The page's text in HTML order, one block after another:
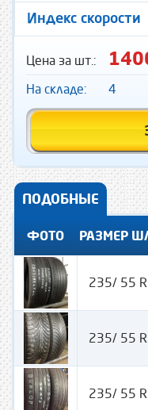
Индекс скорости
Цена за шт.:
На складе: 4
ПОДОБНЫЕ
ФОТО РАЗМЕР
235/ 55
235/ 55
235/ 55